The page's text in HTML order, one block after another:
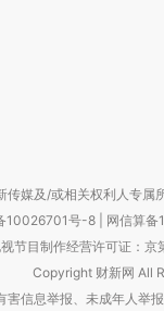
媒及/或相关权利人专属
10026701号-8 网信算
节目制作经营许可证：京
Copyright 财新网 All
害信息举报、未成年人